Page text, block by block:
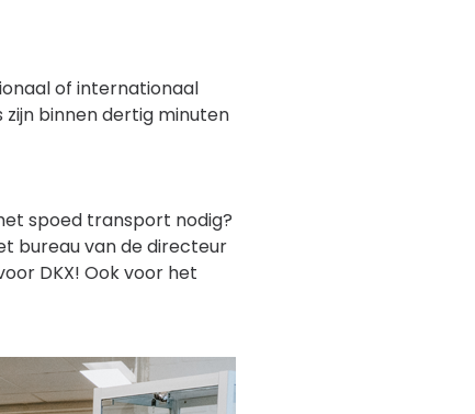
of internationaal
zijn binnen dertig minuten
spoed transport nodig?
bureau van de directeur
DKX! Ook voor het